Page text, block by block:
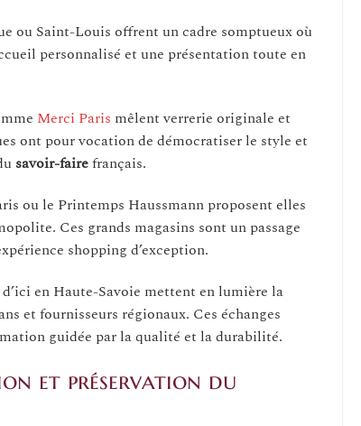
ou Saint-Louis offrent un cadre somptueux où
personnalisé et une présentation toute en
Merci Paris mêlent verrerie originale et
ont pour vocation de démocratiser le style et
savoir-fairefrançais.
ou le Printemps Haussmann proposent elles
Ces grands magasins sont un passage
shopping d’exception.
en Haute-Savoie mettent en lumière la
et fournisseurs régionaux. Ces échanges
guidée par la qualité et la durabilité.
et préservation du